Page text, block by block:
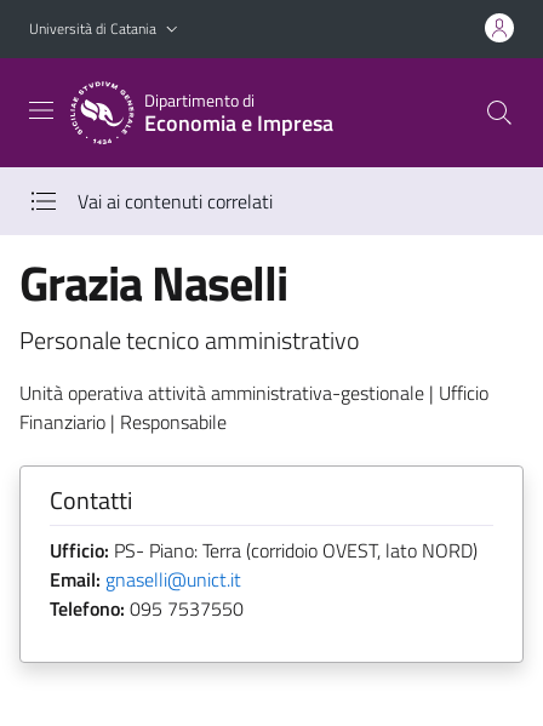
Vai al contenuto principale
Vai al menu di navigazione
Università di Catania
Dipartimento di
Economia e Impresa
Vai ai contenuti correlati
Grazia Naselli
Personale tecnico amministrativo
Unità operativa attività amministrativa-gestionale | Ufficio
Finanziario | Responsabile
Contatti
Ufficio: PS- Piano: Terra (corridoio OVEST, lato NORD)
Email: gnaselli@unict.it
Telefono: 095 7537550